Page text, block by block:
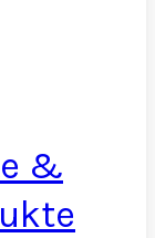
&